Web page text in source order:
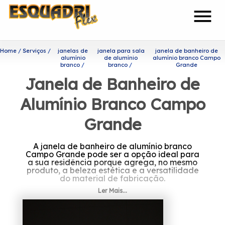
menu
Home Serviços
janelas de
alumínio
branco
janela para sala
de alumínio
branco
janela de banheiro de
alumínio branco Campo
Grande
Janela de Banheiro de
Alumínio Branco Campo
Grande
A janela de banheiro de alumínio branco
Campo Grande pode ser a opção ideal para
a sua residência porque agrega, no mesmo
produto, a beleza estética e a versatilidade
do material de fabricação.
Descubra mais sobre janela
Ler Mais...